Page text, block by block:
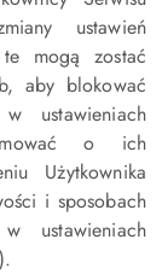
ustawień
mogą zostać
aby blokować
ustawieniach
o ich
Użytkownika
i sposobach
ustawieniach